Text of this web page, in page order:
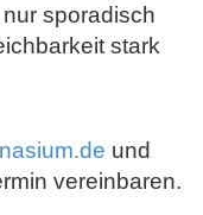
sporadisch
stark
und
vereinbaren.